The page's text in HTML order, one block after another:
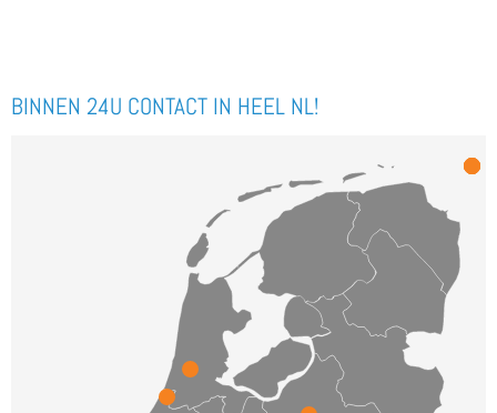
BINNEN 24U CONTACT IN HEEL NL!